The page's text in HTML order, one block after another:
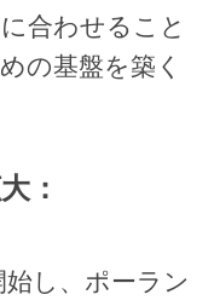
合わせること
の基盤を築く
：
し、ポーラン